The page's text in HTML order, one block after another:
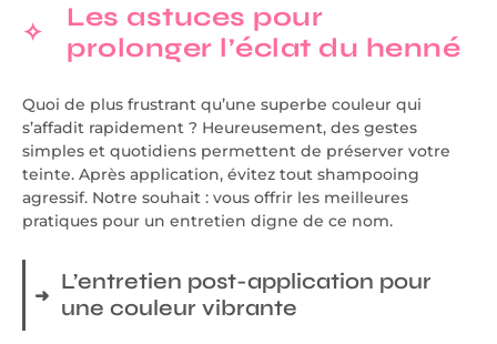
Les astuces pour
prolonger l’éclat du henné
Quoi de plus frustrant qu’une superbe couleur qui
s’affadit rapidement ? Heureusement, des gestes
simples et quotidiens permettent de préserver votre
teinte. Après application, évitez tout shampooing
agressif. Notre souhait : vous offrir les meilleures
pratiques pour un entretien digne de ce nom.
L’entretien post-application pour
une couleur vibrante